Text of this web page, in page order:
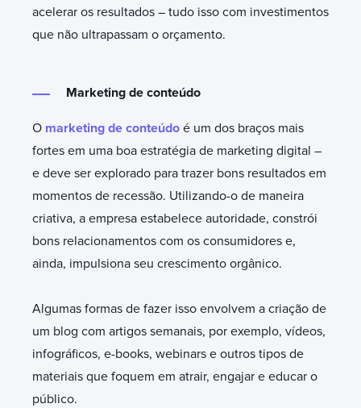
acelerar os resultados – tudo isso com investimentos
que não ultrapassam o orçamento.
Marketing de conteúdo
O marketing de conteúdo é um dos braços mais
fortes em uma boa estratégia de marketing digital –
e deve ser explorado para trazer bons resultados em
momentos de recessão. Utilizando-o de maneira
criativa, a empresa estabelece autoridade, constrói
bons relacionamentos com os consumidores e,
ainda, impulsiona seu crescimento orgânico.
Algumas formas de fazer isso envolvem a criação de
um blog com artigos semanais, por exemplo, vídeos,
infográficos, e-books, webinars e outros tipos de
materiais que foquem em atrair, engajar e educar o
público.